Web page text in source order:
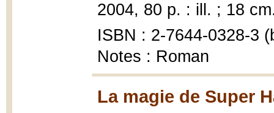
2004, 80 p. : ill. ; 18
ISBN : 2-7644-0328-3
Notes : Roman
La magie de Super